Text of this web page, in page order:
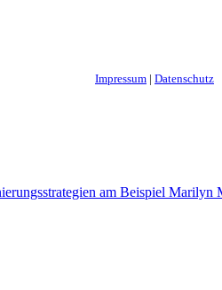
Impressum | Datenschutz
am Beispiel Marilyn